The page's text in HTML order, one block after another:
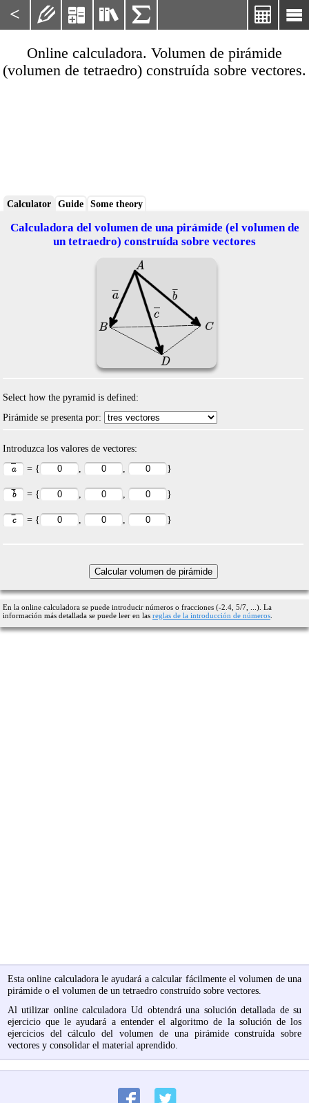
< 

   
Online calculadora. Volumen de pirámide
(volumen de tetraedro) construída sobre vectores.
Calculator Guide Some theory
Calculadora del volumen de una pirámide (el volumen de
un tetraedro) construída sobre vectores
Select how the pyramid is defined:
Pirámide se presenta por:
Introduzca los valores de vectores:
= {
}
= { }
= { }
En la online calculadora se puede introducir números o fracciones (-2.4, 5/7, ...). La
información más detallada se puede leer en las reglas de la introducción de números.
Esta online calculadora le ayudará a calcular fácilmente el volumen de una
pirámide o el volumen de un tetraedro construído sobre vectores.
Al utilizar online calculadora Ud obtendrá una solución detallada de su
ejercicio que le ayudará a entender el algoritmo de la solución de los
ejercicios del cálculo del volumen de una pirámide construída sobre
vectores y consolidar el material aprendido.